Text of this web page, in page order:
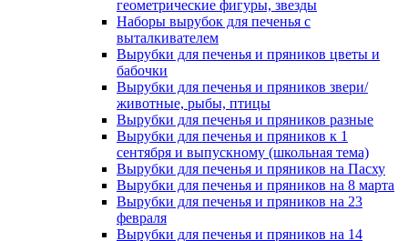
геометрические фигуры, звезды
Наборы вырубок для печенья с
выталкивателем
Вырубки для печенья и пряников цветы и
бабочки
Вырубки для печенья и пряников звери/
животные, рыбы, птицы
Вырубки для печенья и пряников разные
Вырубки для печенья и пряников к 1
сентября и выпускному (школьная тема)
Вырубки для печенья и пряников на Пасху
Вырубки для печенья и пряников на 8 марта
Вырубки для печенья и пряников на 23
февраля
Вырубки для печенья и пряников на 14